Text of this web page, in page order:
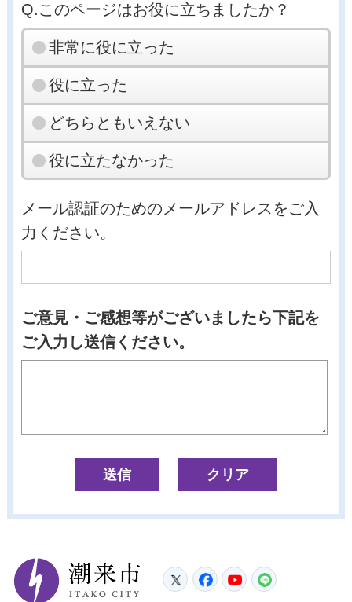
Q.このページはお役に立ちましたか？
非常に役に立った
役に立った
どちらともいえない
役に立たなかった
メール認証のためのメールアドレスをご入
力ください。
ご意見・ご感想等がございましたら下記を
ご入力し送信ください。
潮来市
TwitterFacebook
YouTube